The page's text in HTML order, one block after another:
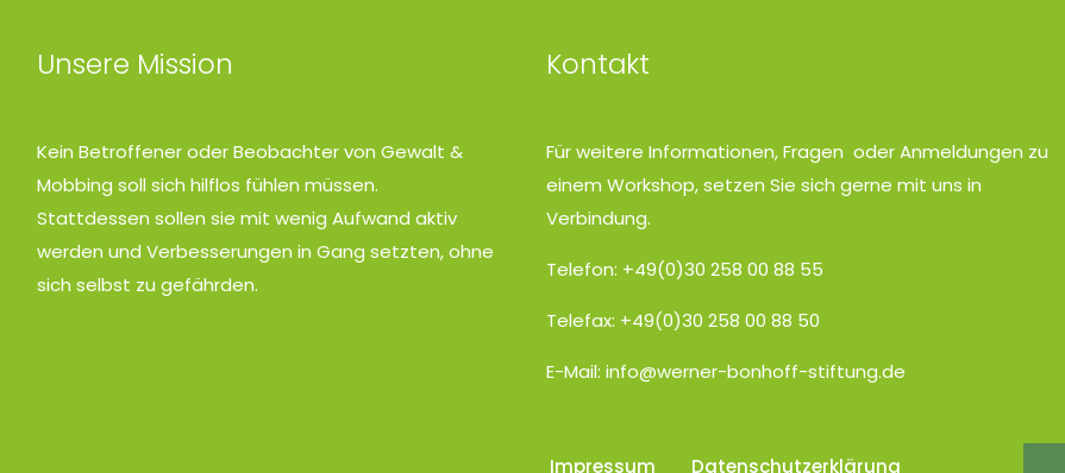
Unsere Mission
Kein Betroffener oder Beobachter von Gewalt &
Mobbing soll sich hilflos fühlen müssen.
Stattdessen sollen sie mit wenig Aufwand aktiv
werden und Verbesserungen in Gang setzten, ohne
sich selbst zu gefährden.
Kontakt
Für weitere Informationen, Fragen oder Anmeldungen zu
einem Workshop, setzen Sie sich gerne mit uns in
Verbindung.
Telefon: +49(0)30 258 00 88 55
Telefax: +49(0)30 258 00 88 50
E-Mail: info@werner-bonhoff-stiftung.de
Impressum Datenschutzerklärung